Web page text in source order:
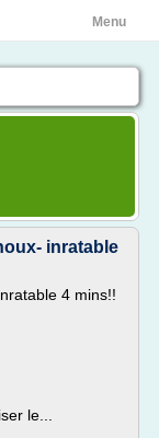
Menu
inratable
4 mins!!
le...